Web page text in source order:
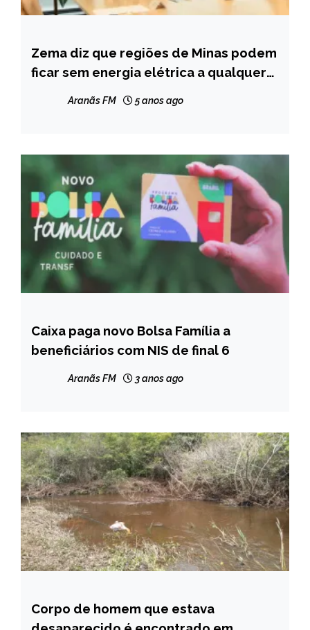
MINAS
GERAIS
NOTÍCIAS
Zema diz que regiões de Minas podem
ficar sem energia elétrica a qualquer
Aranãs FM 5 anos ago
BRASIL
NOTÍCIAS
Caixa paga novo Bolsa Família a
beneficiários com NIS de final 6
Aranãs FM 3 anos ago
CAPELINHA
Corpo de homem que estava